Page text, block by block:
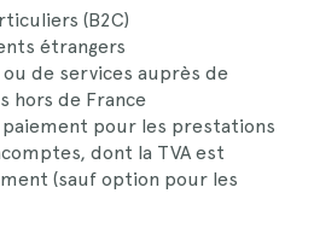
(B2C)
étrangers
de services auprès de
hors de France
paiement pour les prestations
dont la TVA est
(sauf option pour les